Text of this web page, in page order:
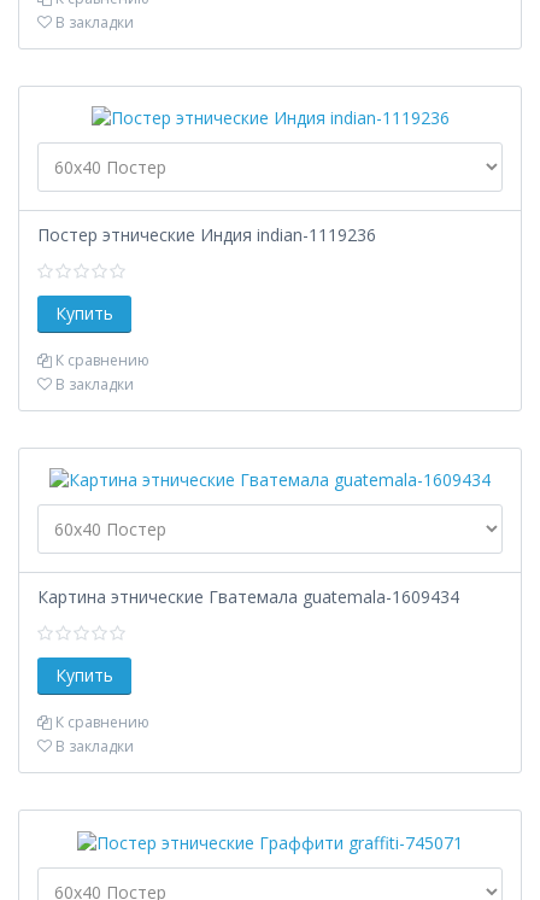
В закладки
Постер этнические Индия indian-1119236
К сравнению
В закладки
Картина этнические Гватемала guatemala-1609434
К сравнению
В закладки